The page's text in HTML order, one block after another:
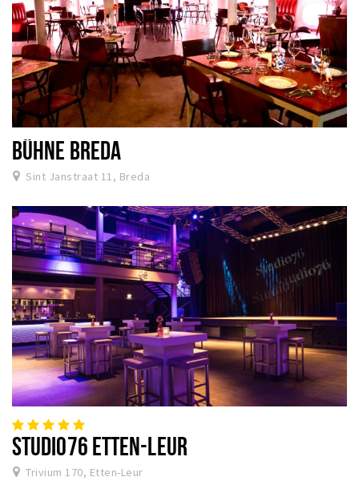
BÜHNE BREDA
Sint Janstraat 11, Breda
STUDIO76 ETTEN-LEUR
Trivium 170, Etten-Leur